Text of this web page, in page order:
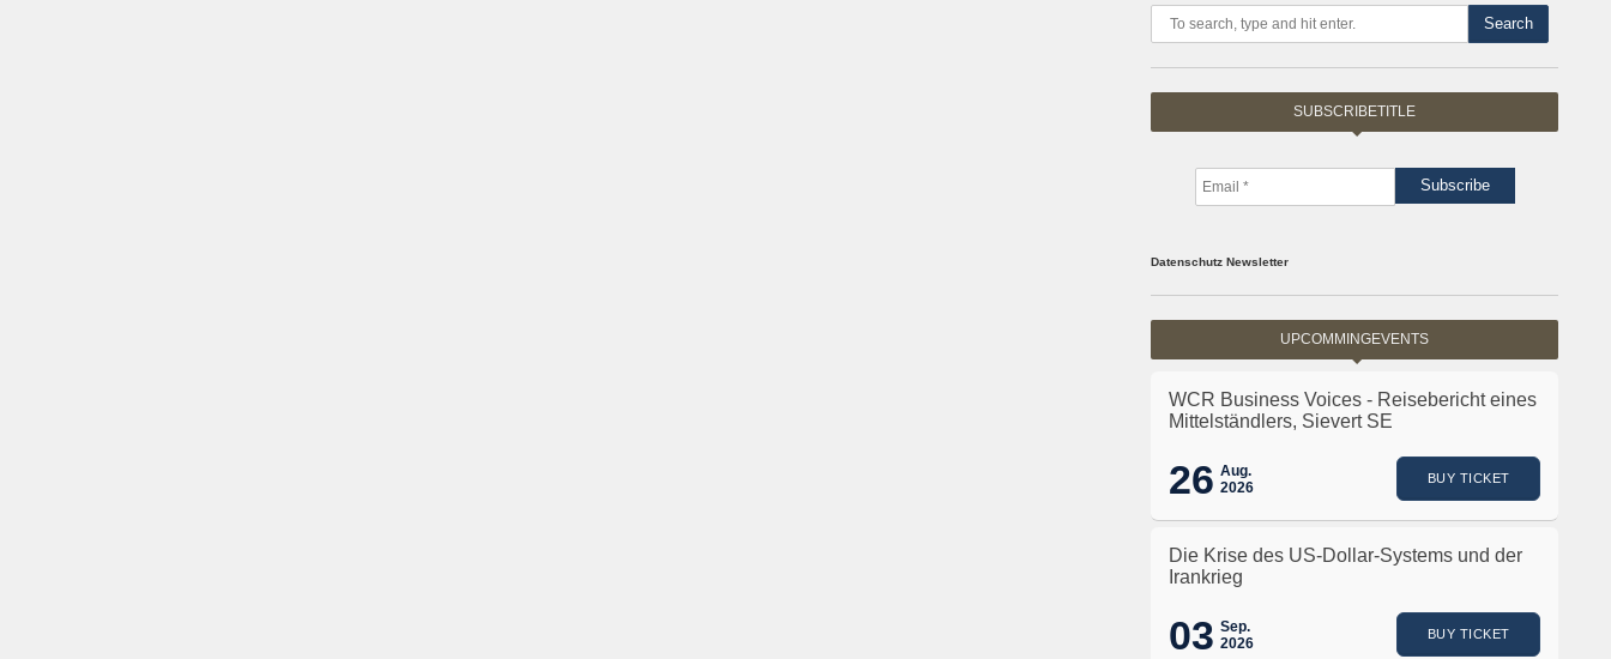
Search
SUBSCRIBETITLE
Datenschutz Newsletter
UPCOMMINGEVENTS
WCR Business Voices - Reisebericht eines
Mittelständlers, Sievert SE
26 Aug.
2026
BUY TICKET
Die Krise des US-Dollar-Systems und der
Irankrieg
03 Sep.
2026
BUY TICKET